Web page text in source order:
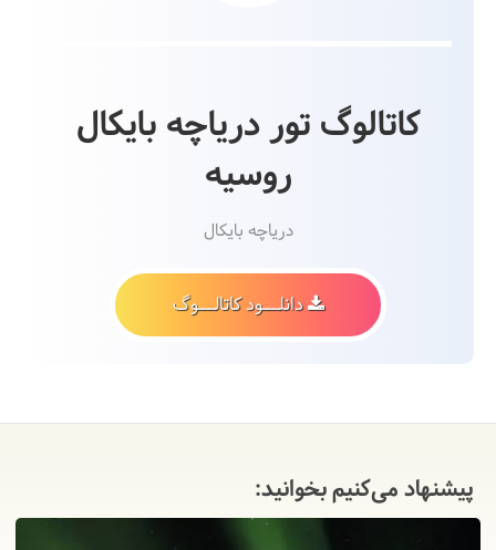
کاتالوگ تور دریاچه بایکال
روسیه
دریاچه بایکال
دانلـــود کاتالـــوگ
پیشنهاد می‌کنیم بخوانید: